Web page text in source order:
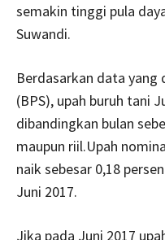
semakin tinggi pula
Suwandi.
Berdasarkan data
(BPS), upah buruh tani
dibandingkan bulan
maupun riil.Upah
naik sebesar 0,18
Juni 2017.
Jika pada Juni 2017